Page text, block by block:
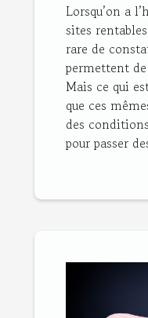
Lorsqu’on a
sites
rare de
permettent
Mais ce qui
que ces
des
pour passer